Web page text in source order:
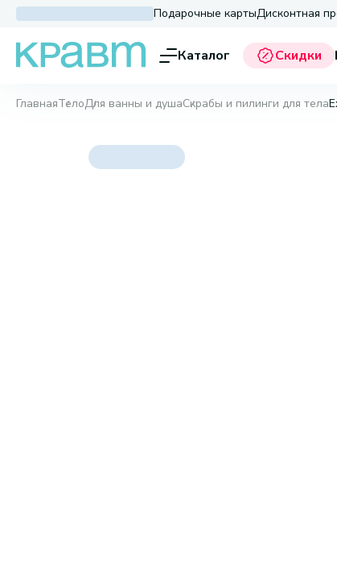
Подарочные картыДисконтная
Каталог Скидки
ГлавнаяТелоДля ванны и душаСкрабы и пилинги для тела